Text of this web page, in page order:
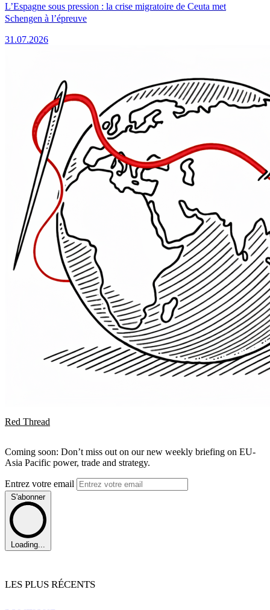
L’Espagne sous pression : la crise migratoire de Ceuta met
Schengen à l’épreuve
31.07.2026
Red Thread
Coming soon: Don’t miss out on our new weekly briefing on EU-
Asia Pacific power, trade and strategy.
Entrez votre email
S'abonner
Loading...
LES PLUS RÉCENTS